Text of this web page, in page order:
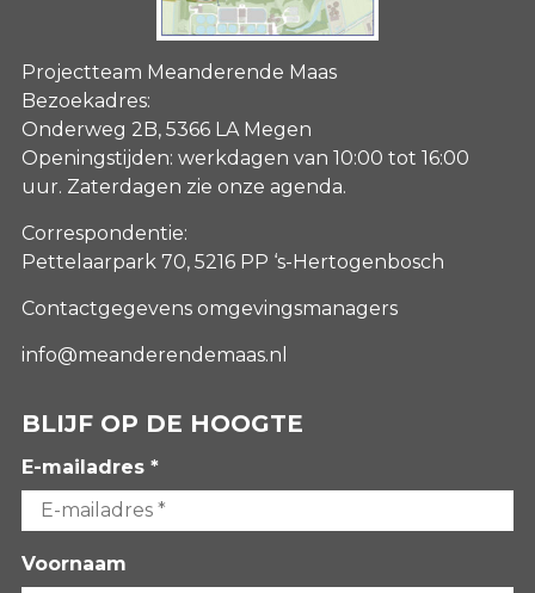
Projectteam Meanderende Maas
Bezoekadres:
Onderweg 2B, 5366 LA Megen
Openingstijden: werkdagen van 10:00 tot 16:00
uur. Zaterdagen zie onze agenda.
Correspondentie:
Pettelaarpark 70, 5216 PP ‘s-Hertogenbosch
Contactgegevens omgevingsmanagers
info@meanderendemaas.nl
BLIJF OP DE HOOGTE
E-mailadres *
Voornaam